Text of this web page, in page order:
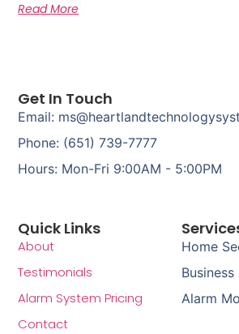
Read More
Home
Alarm
Quick Links
About
Testimonials
Alarm System Pricing
Contact
Get In Touch
Email:
Phone: (651) 739-7777
Hours: Mon-Fri 9:00AM - 5:00PM